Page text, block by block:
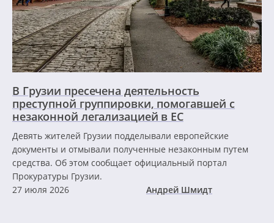
В Грузии пресечена деятельность
преступной группировки, помогавшей с
незаконной легализацией в ЕС
Девять жителей Грузии подделывали европейские
документы и отмывали полученные незаконным путем
средства. Об этом сообщает официальный портал
Прокуратуры Грузии.
27 июля 2026
Андрей Шмидт